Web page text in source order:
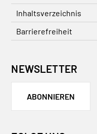
Inhaltsverzeichnis
Barrierefreiheit
NEWSLETTER
ABONNIEREN